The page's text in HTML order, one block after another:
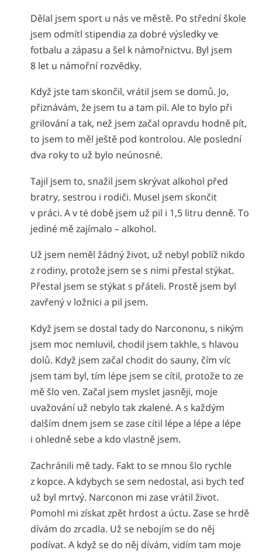
Dělal jsem sport u nás ve městě. Po střední škole
jsem odmítl stipendia za dobré výsledky ve
fotbalu a zápasu a šel k námořnictvu. Byl jsem
8 let u námořní rozvědky.
Když jste tam skončil, vrátil jsem se domů. Jo,
přiznávám, že jsem tu a tam pil. Ale to bylo při
grilování a tak, než jsem začal opravdu hodně pít,
to jsem to měl ještě pod kontrolou. Ale poslední
dva roky to už bylo neúnosné.
Tajil jsem to, snažil jsem skrývat alkohol před
bratry, sestrou i rodiči. Musel jsem skončit
v práci. A v té době jsem už pil i 1,5 litru denně. To
jediné mě zajímalo – alkohol.
Už jsem neměl žádný život, už nebyl poblíž nikdo
z rodiny, protože jsem se s nimi přestal stýkat.
Přestal jsem se stýkat s přáteli. Prostě jsem byl
zavřený v ložnici a pil jsem.
Když jsem se dostal tady do Narcononu, s nikým
jsem moc nemluvil, chodil jsem takhle, s hlavou
dolů. Když jsem začal chodit do sauny, čím víc
jsem tam byl, tím lépe jsem se cítil, protože to ze
mě šlo ven. Začal jsem myslet jasněji, moje
uvažování už nebylo tak zkalené. A s každým
dalším dnem jsem se zase cítil lépe a lépe a lépe
i ohledně sebe a kdo vlastně jsem.
Zachránili mě tady. Fakt to se mnou šlo rychle
z kopce. A kdybych se sem nedostal, asi bych teď
už byl mrtvý. Narconon mi zase vrátil život.
Pomohl mi získat zpět hrdost a úctu. Zase se hrdě
dívám do zrcadla. Už se nebojím se do něj
podívat. A když se do něj dívám, vidím tam moje